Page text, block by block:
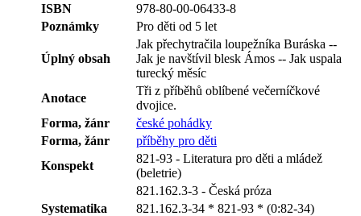
ISBN
978-80-00-06433-8
Poznámky
Pro děti od 5 let
Úplný obsah
Jak přechytračila loupežníka Buráska --
Jak je navštívil blesk Ámos -- Jak uspala
turecký měsíc
Anotace
Tři z příběhů oblíbené večerníčkové
dvojice.
Forma, žánr
české pohádky
Forma, žánr
příběhy pro děti
Konspekt
821-93 - Literatura pro děti a mládež
(beletrie)
821.162.3-3 - Česká próza
Systematika
821.162.3-34 * 821-93 * (0:82-34)